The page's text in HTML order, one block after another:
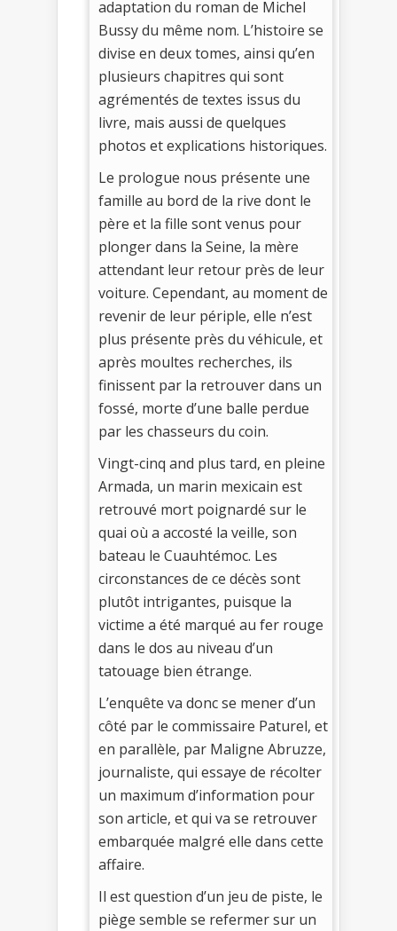
adaptation du roman de Michel
Bussy du même nom. L’histoire se
divise en deux tomes, ainsi qu’en
plusieurs chapitres qui sont
agrémentés de textes issus du
livre, mais aussi de quelques
photos et explications historiques.
Le prologue nous présente une
famille au bord de la rive dont le
père et la fille sont venus pour
plonger dans la Seine, la mère
attendant leur retour près de leur
voiture. Cependant, au moment de
revenir de leur périple, elle n’est
plus présente près du véhicule, et
après moultes recherches, ils
finissent par la retrouver dans un
fossé, morte d’une balle perdue
par les chasseurs du coin.
Vingt-cinq and plus tard, en pleine
Armada, un marin mexicain est
retrouvé mort poignardé sur le
quai où a accosté la veille, son
bateau le Cuauhtémoc. Les
circonstances de ce décès sont
plutôt intrigantes, puisque la
victime a été marqué au fer rouge
dans le dos au niveau d’un
tatouage bien étrange.
L’enquête va donc se mener d’un
côté par le commissaire Paturel, et
en parallèle, par Maligne Abruzze,
journaliste, qui essaye de récolter
un maximum d’information pour
son article, et qui va se retrouver
embarquée malgré elle dans cette
affaire.
Il est question d’un jeu de piste, le
piège semble se refermer sur un